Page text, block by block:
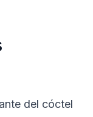
del cóctel